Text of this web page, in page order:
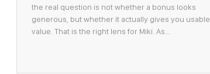
the real question is not whether a bonus looks
generous, but whether it actually gives you usable
value. That is the right lens for Miki. As…